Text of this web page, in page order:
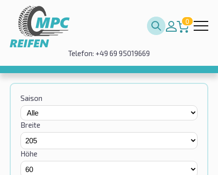
0
Telefon: +49 69 95019669
Saison
Breite
Höhe